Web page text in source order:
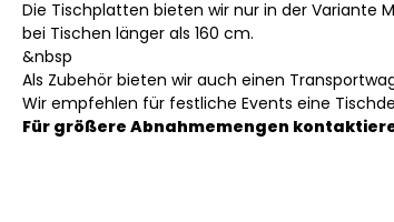
Die Tischplatten bieten wir nur in der Variante
bei Tischen länger als 160 cm.
&nbsp
Als Zubehör bieten wir auch einen
Wir empfehlen für festliche Events eine
Für größere Abnahmemengen